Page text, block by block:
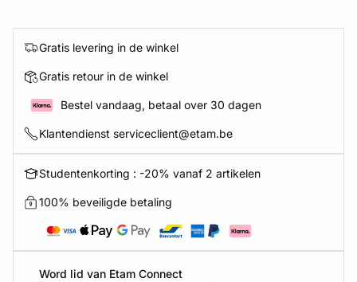
Gratis levering in de winkel
Gratis retour in de winkel
Bestel vandaag, betaal over 30 dagen
Klantendienst serviceclient@etam.be
Studentenkorting : -20% vanaf 2 artikelen
100% beveiligde betaling
Word lid van Etam Connect